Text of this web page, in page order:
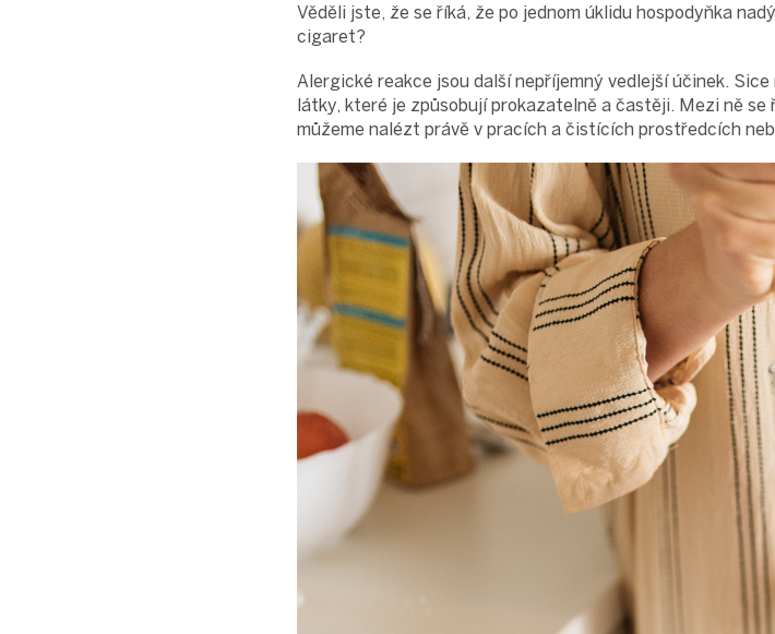
Věděli jste, že se říká, že po jednom úklidu hospodyňka
cigaret?
Alergické reakce jsou další nepříjemný vedlejší účinek.
látky, které je způsobují prokazatelně a častěji. Mezi ně
můžeme nalézt právě v pracích a čistících prostředcích